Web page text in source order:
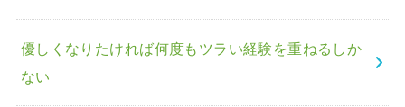
優しくなりたければ何度もツラい経験を重ねるしか
ない